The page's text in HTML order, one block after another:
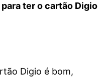
ter o cartão Digio
Digio é bom,